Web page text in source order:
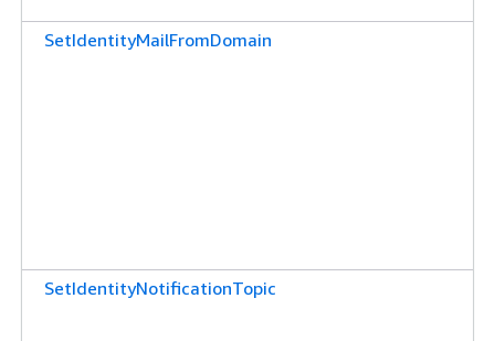
SetIdentityMailFromDomain
SetIdentityNotificationTopic